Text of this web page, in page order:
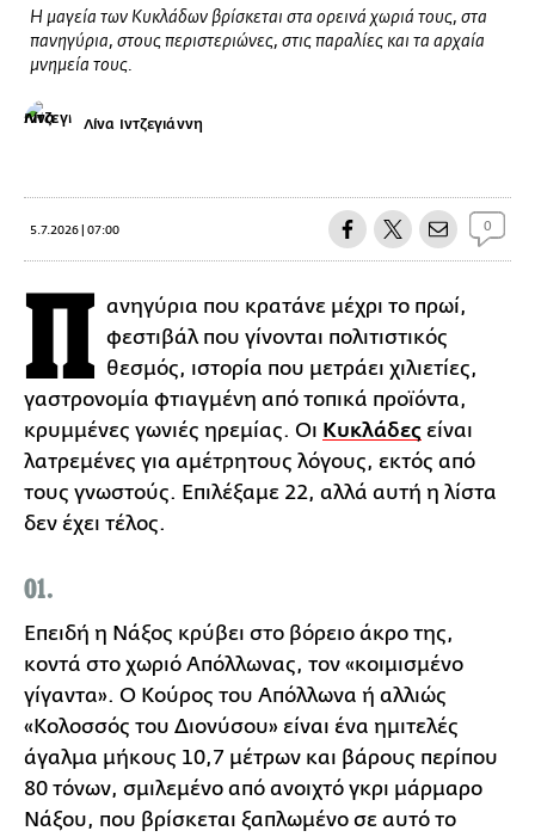
Η μαγεία των Κυκλάδων βρίσκεται στα ορεινά χωριά τους, στα
πανηγύρια, στους περιστεριώνες, στις παραλίες και τα αρχαία
μνημεία τους.
Λίνα Ιντζεγιάννη
5.7.2026 | 07:00 0
Π ανηγύρια που κρατάνε μέχρι το πρωί,
φεστιβάλ που γίνονται πολιτιστικός
θεσμός, ιστορία που μετράει χιλιετίες,
γαστρονομία φτιαγμένη από τοπικά προϊόντα,
κρυμμένες γωνιές ηρεμίας. Οι Κυκλάδες είναι
λατρεμένες για αμέτρητους λόγους, εκτός από
τους γνωστούς. Επιλέξαμε 22, αλλά αυτή η λίστα
δεν έχει τέλος.
01.
Επειδή η Νάξος κρύβει στο βόρειο άκρο της,
κοντά στο χωριό Απόλλωνας, τον «κοιμισμένο
γίγαντα». Ο Κούρος του Απόλλωνα ή αλλιώς
«Κολοσσός του Διονύσου» είναι ένα ημιτελές
άγαλμα μήκους 10,7 μέτρων και βάρους περίπου
80 τόνων, σμιλεμένο από ανοιχτό γκρι μάρμαρο
Νάξου, που βρίσκεται ξαπλωμένο σε αυτό το